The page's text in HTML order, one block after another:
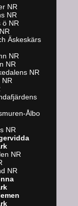
NR
NR
ö NR
Äskeskärs
NR
NR
NR
NR
Ålbo
NR
NR
NR